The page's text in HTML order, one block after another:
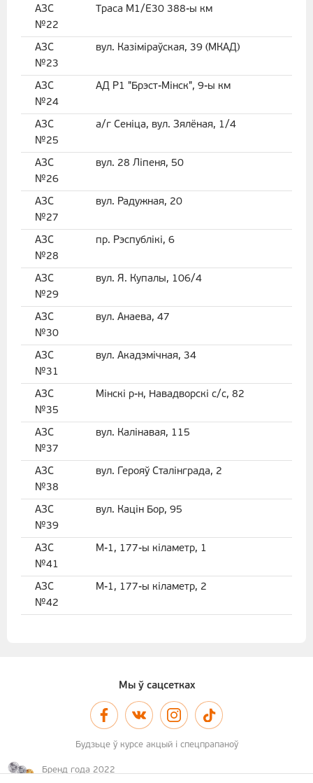
АЗС
№22
Траса М1/Е30 388-ы км
АЗС
№23
вул. Казіміраўская, 39 (МКАД)
АЗС
№24
АД Р1 "Брэст-Мінск", 9-ы км
АЗС
№25
а/г Сеніца, вул. Зялёная, 1/4
АЗС
№26
вул. 28 Лiпеня, 50
АЗС
№27
вул. Радужная, 20
АЗС
№28
пр. Рэспублікі, 6
АЗС
№29
вул. Я. Купалы, 106/4
АЗС
№30
вул. Анаева, 47
АЗС
№31
вул. Акадэмiчная, 34
АЗС
№35
Мінскі р-н, Навадворскі с/с, 82
АЗС
№37
вул. Калінавая, 115
АЗС
№38
вул. Герояў Сталінграда, 2
АЗС
№39
вул. Кацін Бор, 95
АЗС
№41
М-1, 177-ы кіламетр, 1
АЗС
№42
М-1, 177-ы кіламетр, 2
Мы ў сацсетках
Будзьце ў курсе акцый і спецпрапаноў
Бренд года 2022